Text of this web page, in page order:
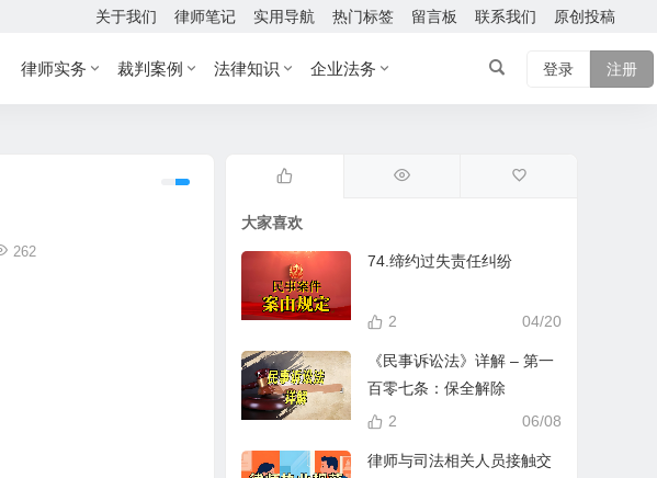
关于我们 律师笔记 实用导航 热门标签 留言板 联系我们 原创投稿
律师实务 裁判案例 法律知识 企业法务 登录 注册
262
大家喜欢
74.缔约过失责任纠纷
04/20
2
《民事诉讼法》详解 – 第一
百零七条：保全解除
06/08
2
律师与司法相关人员接触交